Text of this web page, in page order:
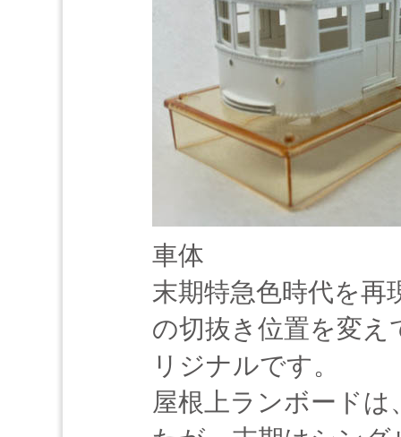
車体
末期特急色時代を再
の切抜き位置を変
リジナルです。
屋根上ランボード